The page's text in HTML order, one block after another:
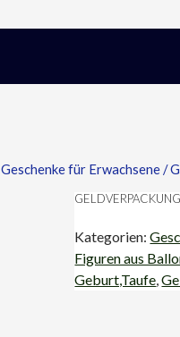
Geschenke für Erwachsene/
GELDVERPACKUNG
Kategorien:
Figuren aus
Geburt,Taufe ,